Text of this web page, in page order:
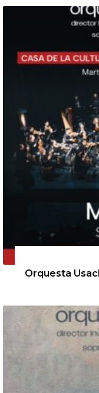
Orquesta